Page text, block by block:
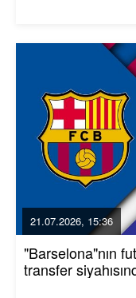
21.07.2026, 15:36
"Barselona"nın
transfer